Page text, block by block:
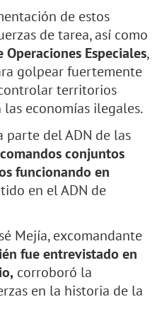
de estos
de tarea, así como
Especiales,
golpear fuertemente
territorios
economías ilegales.
parte del ADN de las
conjuntos
funcionando en
en el ADN de
Mejía, excomandante
fue entrevistado en
corroboró la
en la historia de la